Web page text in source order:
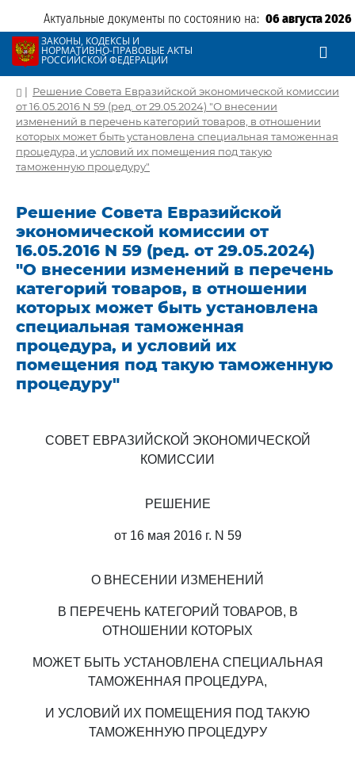
Актуальные документы по состоянию на: 06 августа 2026
ЗАКОНЫ, КОДЕКСЫ И
НОРМАТИВНО-ПРАВОВЫЕ АКТЫ
РОССИЙСКОЙ ФЕДЕРАЦИИ
| Решение Совета Евразийской экономической комиссии
от 16.05.2016 N 59 (ред. от 29.05.2024) "О внесении
изменений в перечень категорий товаров, в отношении
которых может быть установлена специальная таможенная
процедура, и условий их помещения под такую
таможенную процедуру"
Решение Совета Евразийской
экономической комиссии от
16.05.2016 N 59 (ред. от 29.05.2024)
"О внесении изменений в перечень
категорий товаров, в отношении
которых может быть установлена
специальная таможенная
процедура, и условий их
помещения под такую таможенную
процедуру"
СОВЕТ ЕВРАЗИЙСКОЙ ЭКОНОМИЧЕСКОЙ
КОМИССИИ
РЕШЕНИЕ
от 16 мая 2016 г. N 59
О ВНЕСЕНИИ ИЗМЕНЕНИЙ
В ПЕРЕЧЕНЬ КАТЕГОРИЙ ТОВАРОВ, В
ОТНОШЕНИИ КОТОРЫХ
МОЖЕТ БЫТЬ УСТАНОВЛЕНА СПЕЦИАЛЬНАЯ
ТАМОЖЕННАЯ ПРОЦЕДУРА,
И УСЛОВИЙ ИХ ПОМЕЩЕНИЯ ПОД ТАКУЮ
ТАМОЖЕННУЮ ПРОЦЕДУРУ